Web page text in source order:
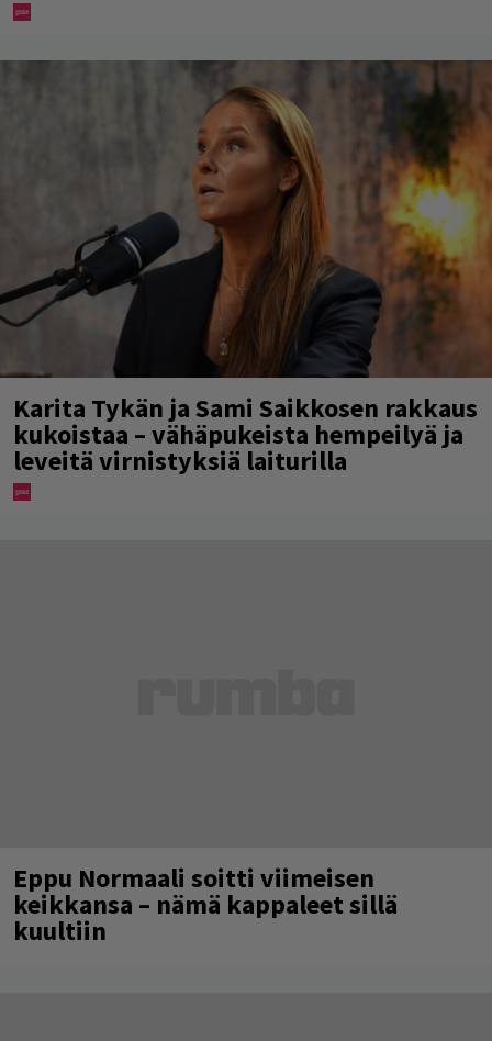
Karita Tykän ja Sami Saikkosen rakkaus
kukoistaa – vähäpukeista hempeilyä ja
leveitä virnistyksiä laiturilla
Eppu Normaali soitti viimeisen
keikkansa – nämä kappaleet sillä
kuultiin